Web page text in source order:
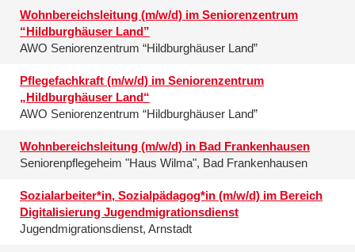
Wohnbereichsleitung (m/w/d) im Seniorenzentrum
“Hildburghäuser Land”
AWO Seniorenzentrum “Hildburghäuser Land”
Pflegefachkraft (m/w/d) im Seniorenzentrum
„Hildburghäuser Land“
AWO Seniorenzentrum “Hildburghäuser Land”
Wohnbereichsleitung (m/w/d) in Bad Frankenhausen
Seniorenpflegeheim "Haus Wilma", Bad Frankenhausen
Sozialarbeiter*in, Sozialpädagog*in (m/w/d) im Bereich
Digitalisierung Jugendmigrationsdienst
Jugendmigrationsdienst, Arnstadt